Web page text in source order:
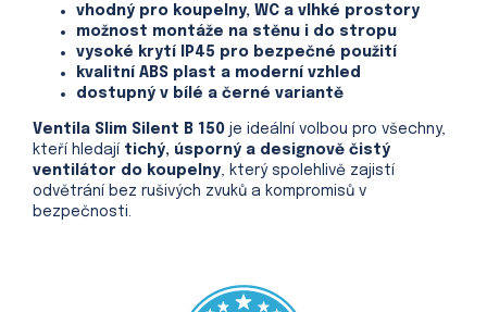
vhodný pro koupelny, WC a vlhké prostory
možnost montáže na stěnu i do stropu
vysoké krytí IP45 pro bezpečné použití
kvalitní ABS plast a moderní vzhled
dostupný v bílé a černé variantě
Ventila Slim Silent B 150 je ideální volbou pro všechny,
kteří hledají tichý, úsporný a designově čistý
ventilátor do koupelny, který spolehlivě zajistí
odvětrání bez rušivých zvuků a kompromisů v
bezpečnosti.